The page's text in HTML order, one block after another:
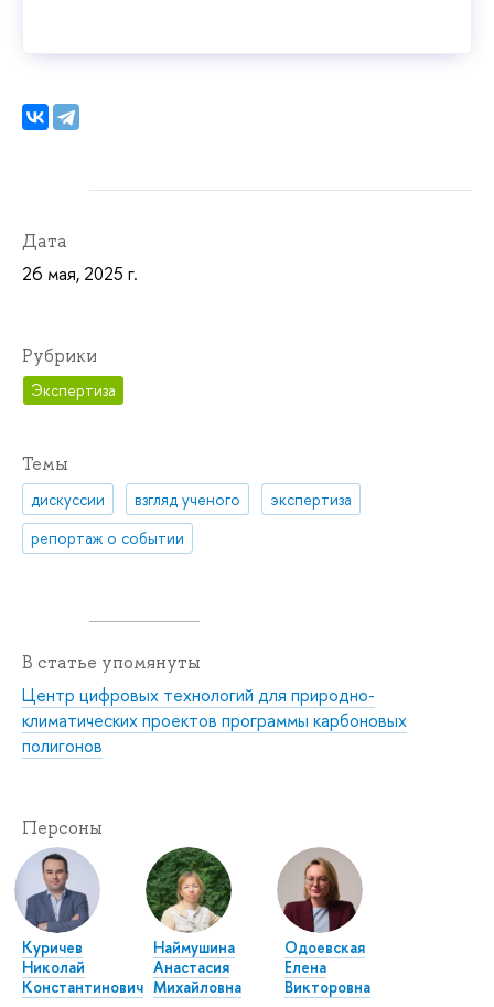
Дата
26 мая, 2025 г.
Рубрики
Экспертиза
Темы
дискуссии взгляд ученого
экспертиза
репортаж о событии
В статье упомянуты
Центр цифровых технологий для природно-
климатических проектов программы карбоновых
полигонов
Персоны
Куричев
Николай
Константинович
Наймушина
Анастасия
Михайловна
Одоевская
Елена
Викторовна